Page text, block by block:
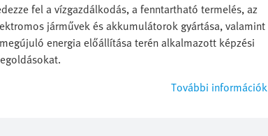
fel a vízgazdálkodás, a fenntartható termelés, az
járművek és akkumulátorok gyártása, valamint
energia előállítása terén alkalmazott képzési
További információk